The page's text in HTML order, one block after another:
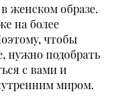
женском образе.
на более
чтобы
нужно подобрать
с вами и
миром.